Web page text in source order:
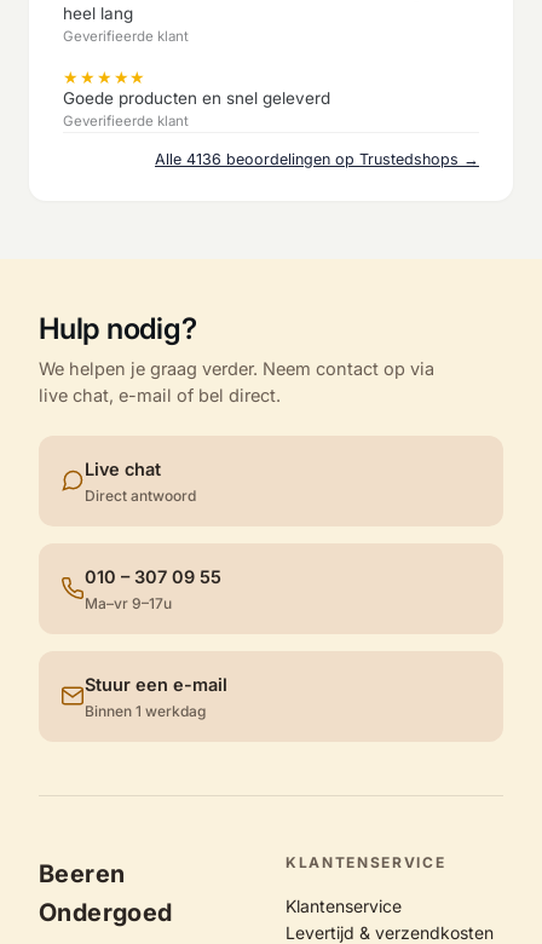
heel lang
Geverifieerde klant
★★★★★
Goede producten en snel geleverd
Geverifieerde klant
Alle 4136 beoordelingen op Trustedshops →
Hulp nodig?
We helpen je graag verder. Neem contact op via
live chat, e-mail of bel direct.
Live chat
Direct antwoord
010 – 307 09 55
Ma–vr 9–17u
Stuur een e-mail
Binnen 1 werkdag
Beeren
Ondergoed
KLANTENSERVICE
Klantenservice
Levertijd & verzendkosten